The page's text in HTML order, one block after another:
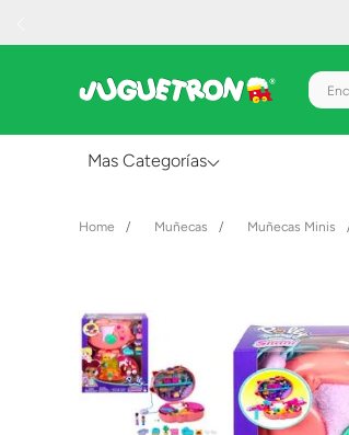
Mas Categorías
Creatividad y Arte
Figuras de Acción
Gadgets y Electrónicos
Muñecas Muñecas Minis